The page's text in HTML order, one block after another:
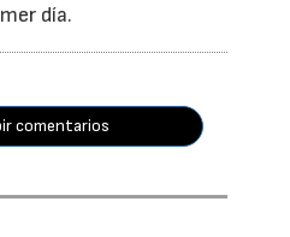
día.
comentarios